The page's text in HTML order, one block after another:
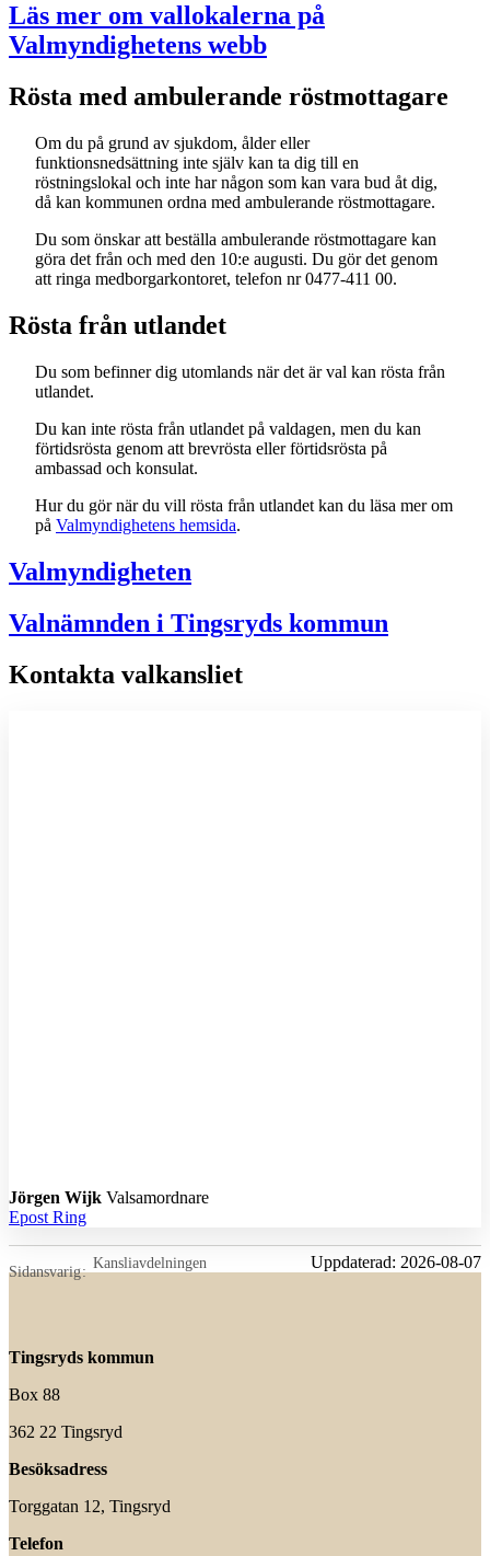
Läs mer om vallokalerna på
Valmyndighetens webb
Rösta med ambulerande röstmottagare
Om du på grund av sjukdom, ålder eller
funktionsnedsättning inte själv kan ta dig till en
röstningslokal och inte har någon som kan vara bud åt dig,
då kan kommunen ordna med ambulerande röstmottagare.
Du som önskar att beställa ambulerande röstmottagare kan
göra det från och med den 10:e augusti. Du gör det genom
att ringa medborgarkontoret, telefon nr 0477-411 00.
Rösta från utlandet
Du som befinner dig utomlands när det är val kan rösta från
utlandet.
Du kan inte rösta från utlandet på valdagen, men du kan
förtidsrösta genom att brevrösta eller förtidsrösta på
ambassad och konsulat.
Hur du gör när du vill rösta från utlandet kan du läsa mer om
på Valmyndighetens hemsida.
Valmyndigheten
Valnämnden i Tingsryds kommun
Kontakta valkansliet
Jörgen Wijk Valsamordnare
EpostRing
Kansliavdelningen
Sidansvarig
Uppdaterad: 2026-08-07
Tingsryds kommun
Box 88
362 22 Tingsryd
Besöksadress
Torggatan 12, Tingsryd
Telefon